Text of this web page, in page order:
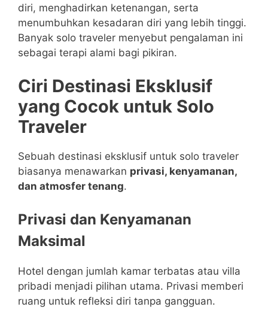
diri, menghadirkan ketenangan, serta
menumbuhkan kesadaran diri yang lebih tinggi.
Banyak solo traveler menyebut pengalaman ini
sebagai terapi alami bagi pikiran.
Ciri Destinasi Eksklusif
yang Cocok untuk Solo
Traveler
Sebuah destinasi eksklusif untuk solo traveler
biasanya menawarkan privasi, kenyamanan,
dan atmosfer tenang.
Privasi dan Kenyamanan
Maksimal
Hotel dengan jumlah kamar terbatas atau villa
pribadi menjadi pilihan utama. Privasi memberi
ruang untuk refleksi diri tanpa gangguan.